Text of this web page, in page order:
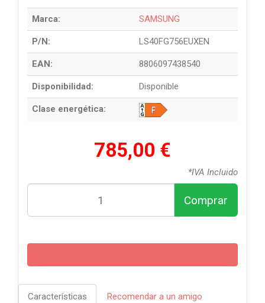
Marca: SAMSUNG
P/N: LS40FG756EUXEN
EAN: 8806097438540
Disponibilidad: Disponible
Clase energética:
785,00 €
*IVA Incluido
Comprar
Características Recomendar a un amigo